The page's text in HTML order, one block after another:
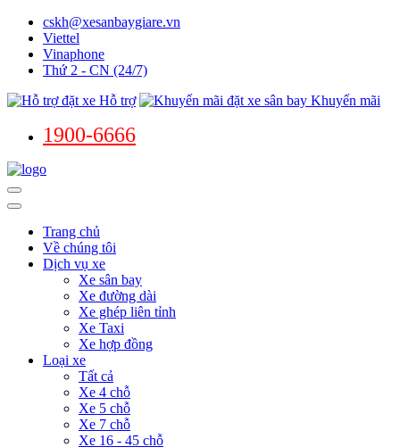
cskh@xesanbaygiare.vn
Viettel
Vinaphone
Thứ 2 - CN (24/7)
Hỗ trợ
Khuyến mãi
1900-6666
Trang chủ
Về chúng tôi
Dịch vụ xe
Xe sân bay
Xe đường dài
Xe ghép liên tỉnh
Xe Taxi
Xe hợp đồng
Loại xe
Tất cả
Xe 4 chỗ
Xe 5 chỗ
Xe 7 chỗ
Xe 16 - 45 chỗ